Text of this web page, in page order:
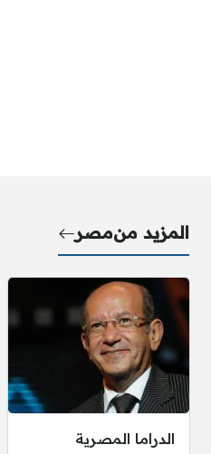
المزيد منمصر
الدراما المصرية